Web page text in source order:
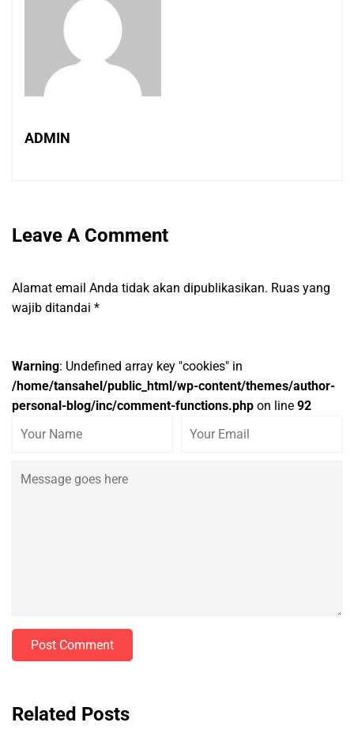
ADMIN
Leave A Comment
Alamat email Anda tidak akan dipublikasikan. Ruas yang
wajib ditandai *
Warning: Undefined array key "cookies" in
/home/tansahel/public_html/wp-content/themes/author-
personal-blog/inc/comment-functions.php on line 92
Post Comment
Related Posts